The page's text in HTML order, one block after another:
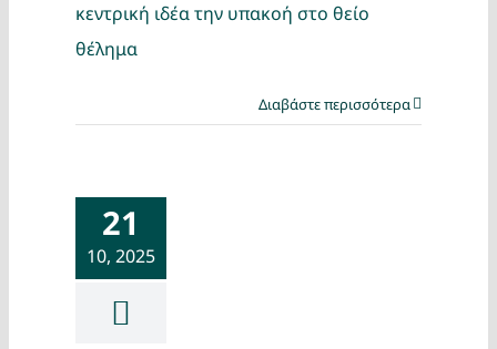
κεντρική ιδέα την υπακοή στο θείο
θέλημα
Διαβάστε περισσότερα
21
10, 2025